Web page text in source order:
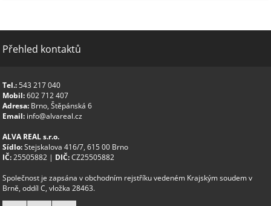
Přehled kontaktů
Tel.:543 217 040
Mobil:602 712 407
Adresa: Brno, Štěpánská 6
Email: info@alvareal.cz
ALVA REAL s.r.o.
Sídlo:Stejskalova 416/7, 615 00 Brno
IČ:25505882 | DIČ:CZ25505882
Společnost je zapsána v obchodním rejstříku vedeném Krajským soudem v
Brně, oddíl C, vložka 28463.